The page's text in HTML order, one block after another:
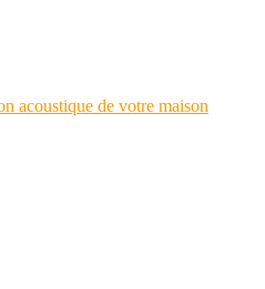
acoustique de votre maison